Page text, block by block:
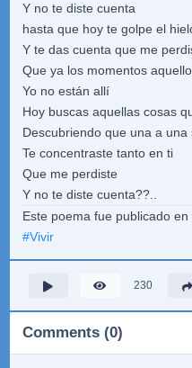
Y no te diste cuenta
hasta que hoy te golpe el
Y te das cuenta que me
Que ya los momentos
Yo no están allí
Hoy buscas aquellas cosas
Descubriendo que una a una
Te concentraste tanto en ti
Que me perdiste
Y no te diste cuenta??..
Este poema fue publicado en
#Vivir
230
Comments (0)